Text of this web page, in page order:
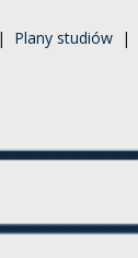
Plany studiów |